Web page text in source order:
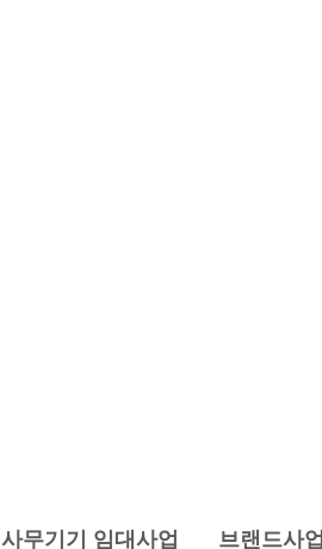
사무기기 임대사업 브랜드사업